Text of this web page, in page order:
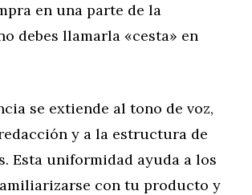
en una parte de la
debes llamarla «cesta» en
se extiende al tono de voz,
y a la estructura de
Esta uniformidad ayuda a los
con tu producto y